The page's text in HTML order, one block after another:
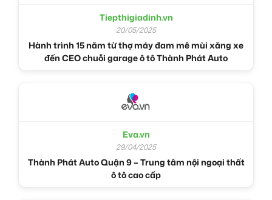
Tiepthigiadinh.vn
20/05/2025
Hành trình 15 năm từ thợ máy đam mê mùi xăng xe
đến CEO chuỗi garage ô tô Thành Phát Auto
Eva.vn
29/04/2025
Thành Phát Auto Quận 9 – Trung tâm nội ngoại thất
ô tô cao cấp